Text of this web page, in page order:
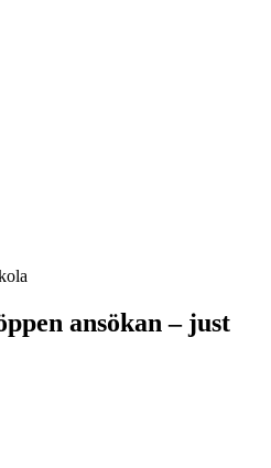
ansökan – just